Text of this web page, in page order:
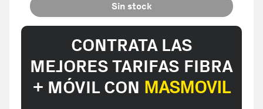
Sin stock
CONTRATA LAS
MEJORES TARIFAS FIBRA
+ MÓVIL CON MASMOVIL